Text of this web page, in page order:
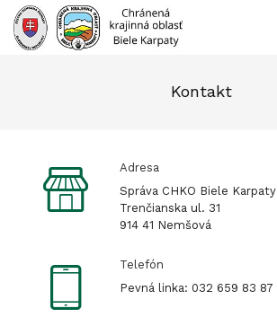
Prejsť
obsah
Kontakt
Adresa
Správa CHKO Biele Karpaty
Trenčianska ul. 31
914 41 Nemšová
Telefón
Pevná linka: 032 659 83 87